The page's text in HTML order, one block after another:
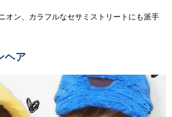
オン、カラフルなセサミストリートにも派手
ヘア